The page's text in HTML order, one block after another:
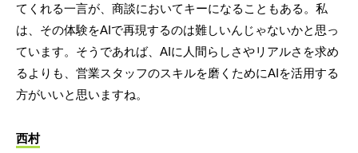
てくれる一言が、商談においてキーになることもある。私
は、その体験をAIで再現するのは難しいんじゃないかと思っ
ています。そうであれば、AIに人間らしさやリアルさを求め
るよりも、営業スタッフのスキルを磨くためにAIを活用する
方がいいと思いますね。
西村